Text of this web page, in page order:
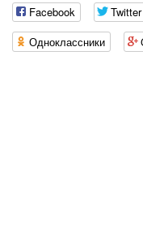
Facebook Twitter
Одноклассники